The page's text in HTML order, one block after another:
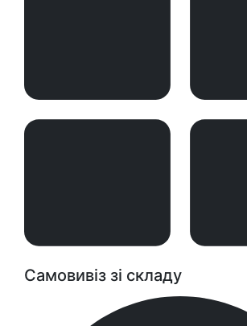
Самовивіз зі складу